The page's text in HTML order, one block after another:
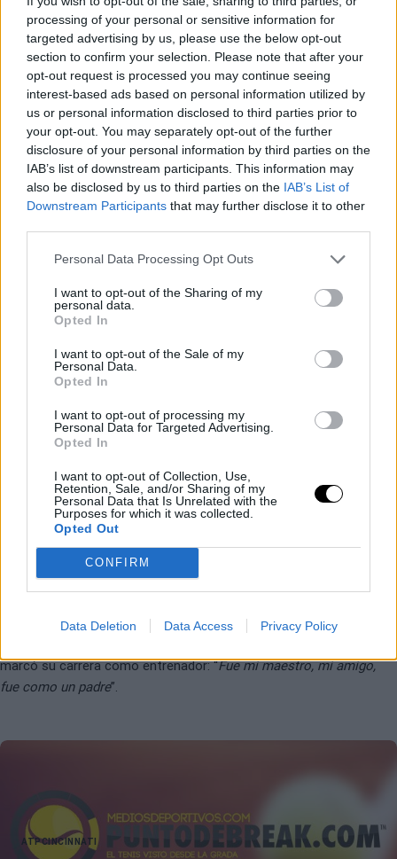
processing of your personal or sensitive information for
targeted advertising by us, please use the below opt-out
section to confirm your selection. Please note that after your
opt-out request is processed you may continue seeing
interest-based ads based on personal information utilized by
us or personal information disclosed to third parties prior to
your opt-out. You may separately opt-out of the further
disclosure of your personal information by third parties on the
IAB’s list of downstream participants. This information may
also be disclosed by us to third parties on the IAB’s List of
Downstream Participants that may further disclose it to other
Personal Data Processing Opt Outs
I want to opt-out of the Sharing of my
personal data.
Opted In
I want to opt-out of the Sale of my
Personal Data.
Opted In
I want to opt-out of processing my
Personal Data for Targeted Advertising.
Opted In
I want to opt-out of Collection, Use,
Retention, Sale, and/or Sharing of my
Personal Data that Is Unrelated with the
Purposes for which it was collected.
Opted Out
CONFIRM
Data Deletion Data Access Privacy Policy
Potro
Carlos Navarro- 2 dic 2024
ALEX CORRETJARAFAEL NADAL
Corretja también se moja sobre la
despedida de Nadal: "No fue un
momento épico"
Carlos Navarro - 27 nov 2024
ACADEMIA DE TENIS DE NICK BOLLETTIERI
Adiós a Nick Bollettieri
marcó su carrera como entrenador: “Fue mi maestro, mi amigo,
fue como un padre”.
ATPCINCINNATI